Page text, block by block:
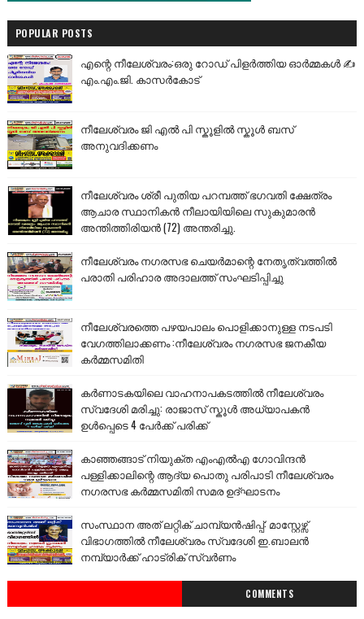
POPULAR POSTS
എന്റെ നീലേശ്വരം:ഒരു റോഡ് പിളർത്തിയ ഓർമ്മകൾ ✍️
എം.എം.ജി. കാസർകോട്
നീലേശ്വരം ജി എൽ പി സ്കൂളിൽ സ്കൂൾ ബസ്
അനുവദിക്കണം
നീലേശ്വരം ശ്രീ പുതിയ പറമ്പത്ത് ഭഗവതി ക്ഷേത്രം
ആചാര സ്ഥാനികൻ നീലായിയിലെ സുകുമാരൻ
അന്തിത്തിരിയൻ (72) അന്തരിച്ചു.
നീലേശ്വരം നഗരസഭ ചെയർമാന്റെ നേതൃത്വത്തിൽ
പരാതി പരിഹാര അദാലത്ത് സംഘടിപ്പിച്ചു
നീലേശ്വരത്തെ പഴയപാലം പൊളിക്കാനുള്ള നടപടി
വേഗത്തിലാക്കണം :നീലേശ്വരം നഗരസഭ ജനകീയ
കർമ്മസമിതി
കർണാടകയിലെ വാഹനാപകടത്തിൽ നീലേശ്വരം
സ്വദേശി മരിച്ചു: രാജാസ് സ്കൂൾ അധ്യാപകൻ
ഉൾപ്പെടെ 4 പേർക്ക് പരിക്ക്
കാഞ്ഞങ്ങാട് നിയുക്ത എംഎൽഎ ഗോവിന്ദൻ
പള്ളിക്കാലിന്റെ ആദ്യ പൊതു പരിപാടി നീലേശ്വരം
നഗരസഭ കർമ്മസമിതി സമര ഉദ്ഘാടനം
സംസ്ഥാന അത് ലറ്റിക് ചാമ്പ്യൻഷിപ്പ്: മാസ്റ്റേഴ്സ്
വിഭാഗത്തിൽ നീലേശ്വരം സ്വദേശി ഇ.ബാലൻ
നമ്പ്യാർക്ക് ഹാട്രിക് സ്വർണം
COMMENTS